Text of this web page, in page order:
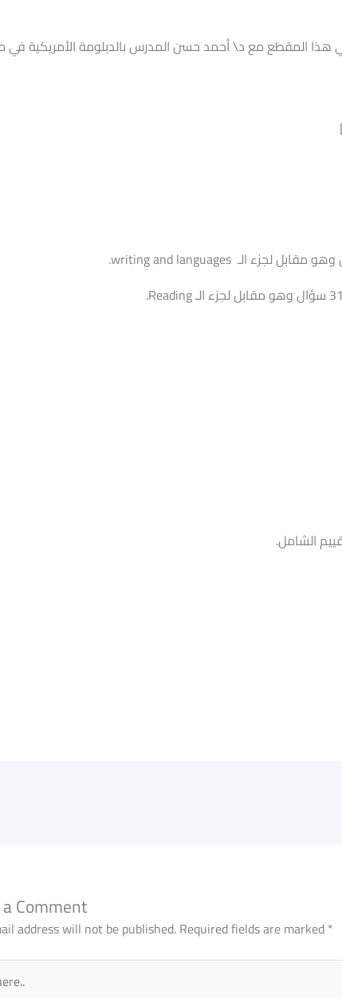
هذا المقطع مع د\ أحمد حسن المدرس بالدبلومة الأمريكية في
Comment
address will not be published.Required fields are marked*